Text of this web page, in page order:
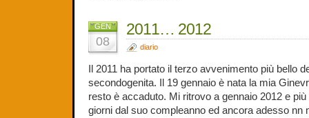
GEN
08
2011… 2012
diario
Il 2011 ha portato il terzo avvenimento più bello
secondogenita. Il 19 gennaio è nata la mia
resto è accaduto. Mi ritrovo a gennaio 2012 e
giorni dal suo compleanno ed ancora adesso nn